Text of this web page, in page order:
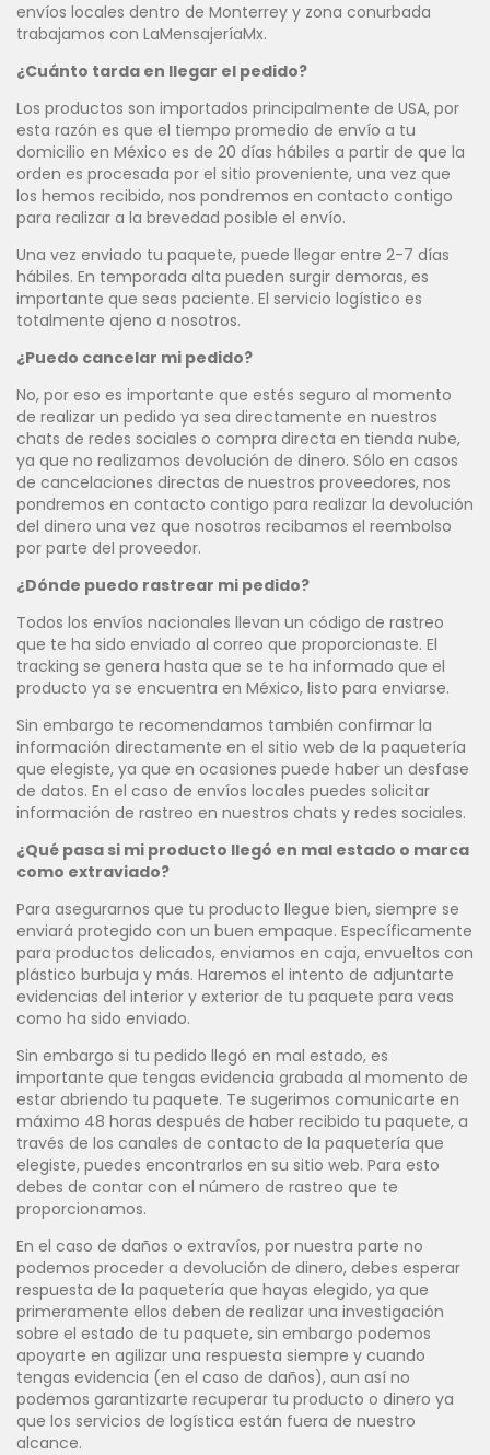
envíos locales dentro de Monterrey y zona conurbada
trabajamos con LaMensajeríaMx.
¿Cuánto tarda en llegar el pedido?
Los productos son importados principalmente de USA, por
esta razón es que el tiempo promedio de envío a tu
domicilio en México es de 20 días hábiles a partir de que la
orden es procesada por el sitio proveniente, una vez que
los hemos recibido, nos pondremos en contacto contigo
para realizar a la brevedad posible el envío.
Una vez enviado tu paquete, puede llegar entre 2-7 días
hábiles. En temporada alta pueden surgir demoras, es
importante que seas paciente. El servicio logístico es
totalmente ajeno a nosotros.
¿Puedo cancelar mi pedido?
No, por eso es importante que estés seguro al momento
de realizar un pedido ya sea directamente en nuestros
chats de redes sociales o compra directa en tienda nube,
ya que no realizamos devolución de dinero. Sólo en casos
de cancelaciones directas de nuestros proveedores, nos
pondremos en contacto contigo para realizar la devolución
del dinero una vez que nosotros recibamos el reembolso
por parte del proveedor.
¿Dónde puedo rastrear mi pedido?
Todos los envíos nacionales llevan un código de rastreo
que te ha sido enviado al correo que proporcionaste. El
tracking se genera hasta que se te ha informado que el
producto ya se encuentra en México, listo para enviarse.
Sin embargo te recomendamos también confirmar la
información directamente en el sitio web de la paquetería
que elegiste, ya que en ocasiones puede haber un desfase
de datos. En el caso de envíos locales puedes solicitar
información de rastreo en nuestros chats y redes sociales.
¿Qué pasa si mi producto llegó en mal estado o marca
como extraviado?
Para asegurarnos que tu producto llegue bien, siempre se
enviará protegido con un buen empaque. Específicamente
para productos delicados, enviamos en caja, envueltos con
plástico burbuja y más. Haremos el intento de adjuntarte
evidencias del interior y exterior de tu paquete para veas
como ha sido enviado.
Sin embargo si tu pedido llegó en mal estado, es
importante que tengas evidencia grabada al momento de
estar abriendo tu paquete. Te sugerimos comunicarte en
máximo 48 horas después de haber recibido tu paquete, a
través de los canales de contacto de la paquetería que
elegiste, puedes encontrarlos en su sitio web. Para esto
debes de contar con el número de rastreo que te
proporcionamos.
En el caso de daños o extravíos, por nuestra parte no
podemos proceder a devolución de dinero, debes esperar
respuesta de la paquetería que hayas elegido, ya que
primeramente ellos deben de realizar una investigación
sobre el estado de tu paquete, sin embargo podemos
apoyarte en agilizar una respuesta siempre y cuando
tengas evidencia (en el caso de daños), aun así no
podemos garantizarte recuperar tu producto o dinero ya
que los servicios de logística están fuera de nuestro
alcance.